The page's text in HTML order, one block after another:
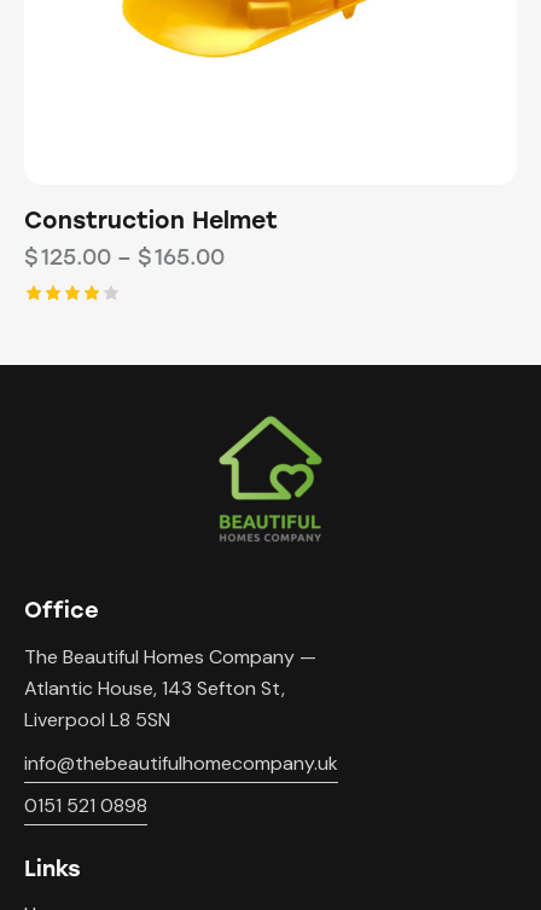
Construction Helmet
$125.00 – $165.00
Office
The Beautiful Homes Company —
Atlantic House, 143 Sefton St,
Liverpool L8 5SN
info@thebeautifulhomecompany.uk
0151 521 0898
Links